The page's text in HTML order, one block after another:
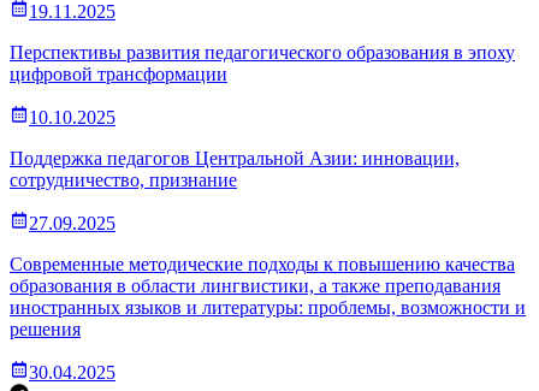
19.11.2025
Перспективы развития педагогического образования в эпоху
цифровой трансформации
10.10.2025
Поддержка педагогов Центральной Азии: инновации,
сотрудничество, признание
27.09.2025
Современные методические подходы к повышению качества
образования в области лингвистики, а также преподавания
иностранных языков и литературы: проблемы, возможности и
решения
30.04.2025